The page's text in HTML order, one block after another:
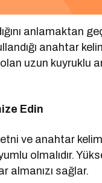
anlamaktan
anahtar
uzun kuyruklu
Edin
ve anahtar
olmalıdır.
almanızı sağlar.